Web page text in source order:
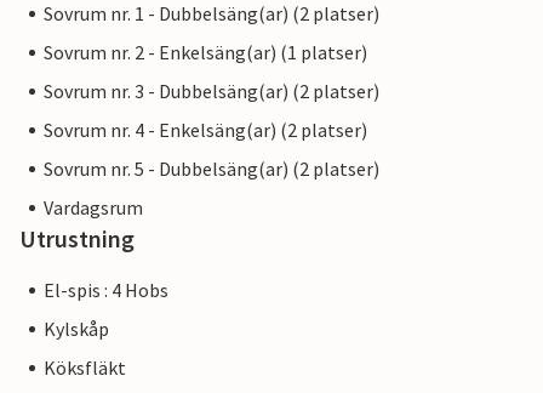
Sovrum nr. 1 - Dubbelsäng(ar) (2 platser)
Sovrum nr. 2 - Enkelsäng(ar) (1 platser)
Sovrum nr. 3 - Dubbelsäng(ar) (2 platser)
Sovrum nr. 4 - Enkelsäng(ar) (2 platser)
Sovrum nr. 5 - Dubbelsäng(ar) (2 platser)
Vardagsrum
Utrustning
El-spis : 4 Hobs
Kylskåp
Köksfläkt